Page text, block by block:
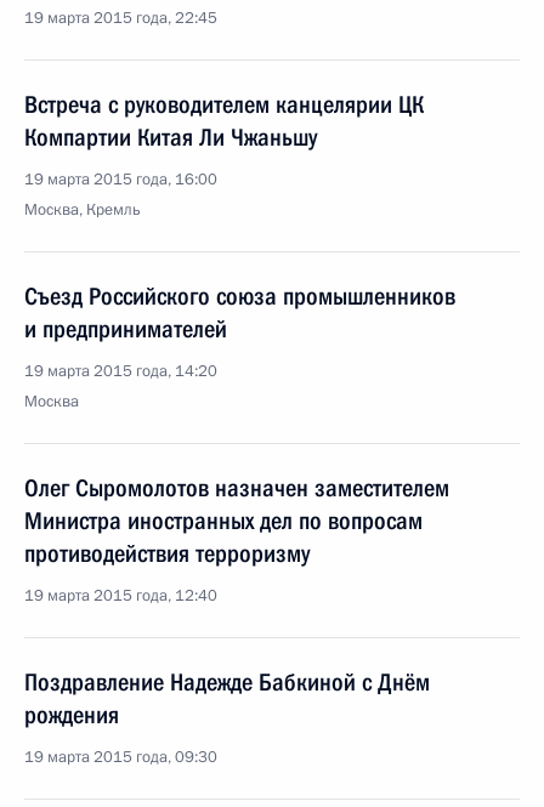
19 марта 2015 года, 22:45
Встреча с руководителем канцелярии ЦК
Компартии Китая Ли Чжаньшу
19 марта 2015 года, 16:00
Москва, Кремль
Съезд Российского союза промышленников
и предпринимателей
19 марта 2015 года, 14:20
Москва
Олег Сыромолотов назначен заместителем
Министра иностранных дел по вопросам
противодействия терроризму
19 марта 2015 года, 12:40
Поздравление Надежде Бабкиной с Днём
рождения
19 марта 2015 года, 09:30